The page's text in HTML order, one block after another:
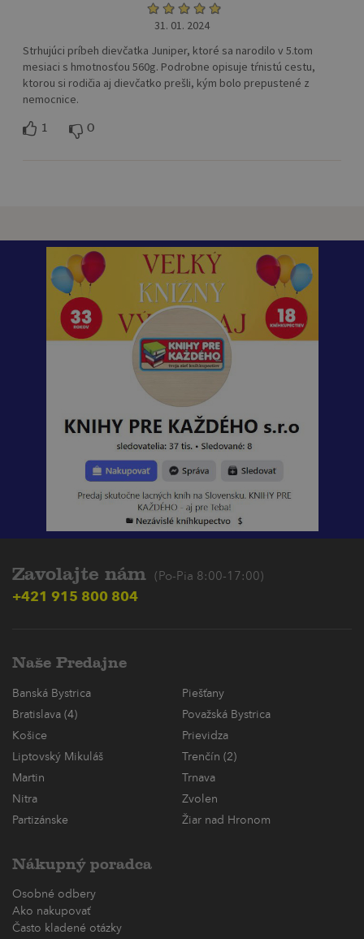
31. 01. 2024
Strhujúci príbeh dievčatka Juniper, ktoré sa narodilo v 5.tom
mesiaci s hmotnosťou 560g. Podrobne opisuje tŕnistú cestu,
ktorou si rodičia aj dievčatko prešli, kým bolo prepustené z
nemocnice.
1 0
Zavolajte nám (Po-Pia 8:00-17:00)
+421 915 800 804
Naše Predajne
Banská Bystrica
Piešťany
Bratislava (4)
Považská Bystrica
Košice
Prievidza
Liptovský Mikuláš
Trenčín (2)
Martin
Trnava
Nitra
Zvolen
Partizánske
Žiar nad Hronom
Nákupný poradca
Osobné odbery
Ako nakupovať
Často kladené otázky